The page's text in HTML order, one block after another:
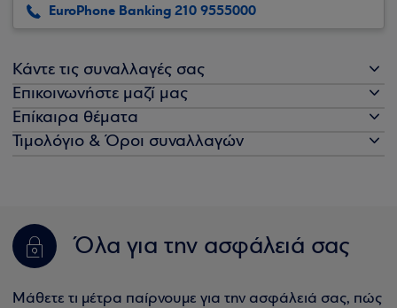
EuroPhone Banking 210 9555000
Κάντε τις συναλλαγές σας
Επικοινωνήστε μαζί μας
Επίκαιρα θέματα
Τιμολόγιο & Όροι συναλλαγών
Όλα για την ασφάλειά σας
Μάθετε τι μέτρα παίρνουμε για την ασφάλειά σας, πώς